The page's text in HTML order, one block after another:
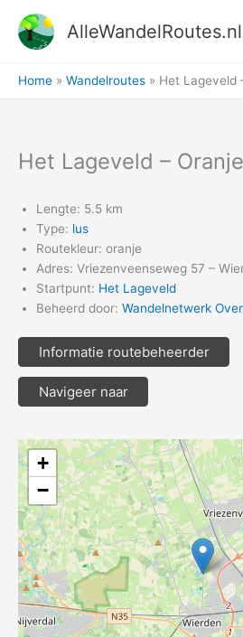
naar
AlleWandelRoutes.nl
Home Wandelroutes Het Lageveld
Het Lageveld – Oranje
Lengte: 5.5 km
Type: lus
Routekleur: oranje
Adres: Vriezenveenseweg 57 –
Startpunt: Het Lageveld
Beheerd door: Wandelnetwerk
Informatie routebeheerder
Navigeer naar
+
−